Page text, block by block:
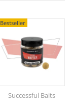
Bestseller
Successful Baits